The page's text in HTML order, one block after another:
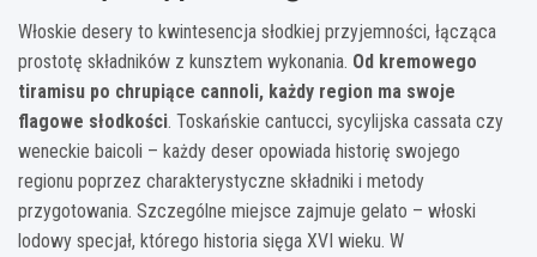
Włoskie desery to kwintesencja słodkiej przyjemności, łącząca
prostotę składników z kunsztem wykonania. Od kremowego
tiramisu po chrupiące cannoli, każdy region ma swoje
flagowe słodkości. Toskańskie cantucci, sycylijska cassata czy
weneckie baicoli – każdy deser opowiada historię swojego
regionu poprzez charakterystyczne składniki i metody
przygotowania. Szczególne miejsce zajmuje gelato – włoski
lodowy specjał, którego historia sięga XVI wieku. W